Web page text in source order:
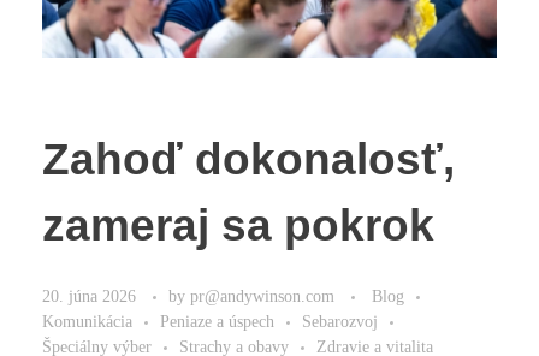
Zahoď dokonalosť,
zameraj sa pokrok
20. júna 2026 by pr@andywinson.com
Blog
Komunikácia
Peniaze a úspech
Sebarozvoj
Špeciálny výber
Strachy a obavy Zdravie a vitalita